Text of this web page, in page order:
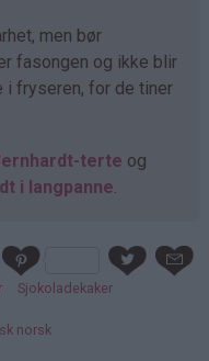
men bør
fasongen og ikke blir
i fryseren, for de tiner
terte og
i langpanne
Sjokoladekaker
norsk